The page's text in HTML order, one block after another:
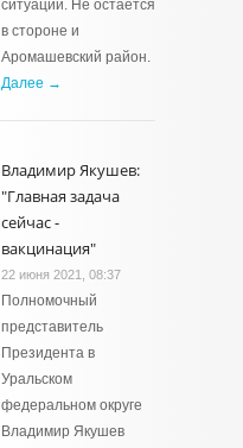
ситуации. Не остаётся
в стороне и
Аромашевский район.
Далее →
Владимир Якушев:
"Главная задача
сейчас -
вакцинация"
22 июня 2021, 08:37
Полномочный
представитель
Президента в
Уральском
федеральном округе
Владимир Якушев